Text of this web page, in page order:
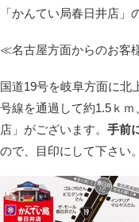
「かんてい局春日井店」
≪名古屋方面からのお客
国道19号を岐阜方面に北
号線を通過して約1.5ｋ
店」がございます。 手前
ので、目印にして下さい。